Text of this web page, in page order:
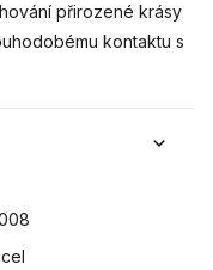
přirozené krásy
kontaktu s